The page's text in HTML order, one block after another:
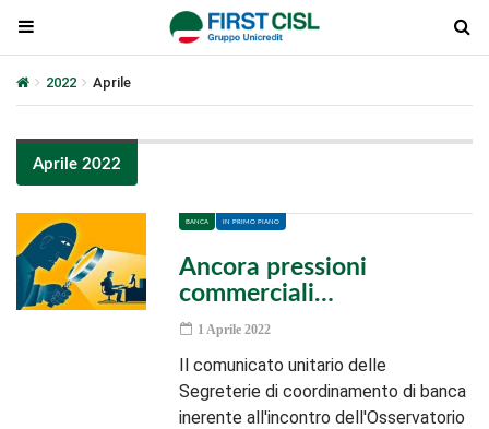
2022 Aprile
Aprile 2022
BANCA IN PRIMO PIANO
Ancora pressioni
commerciali…
1 Aprile 2022
Il comunicato unitario delle
Segreterie di coordinamento di banca
inerente all'incontro dell'Osservatorio